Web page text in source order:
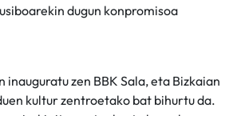
dugun konpromisoa
zen BBK Sala, eta Bizkaian
kultur zentroetako bat bihurtu da.